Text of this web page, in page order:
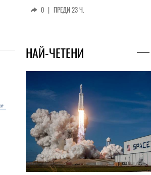
Ultra – ново име, познато
НАЙ-ЧЕТЕНИ